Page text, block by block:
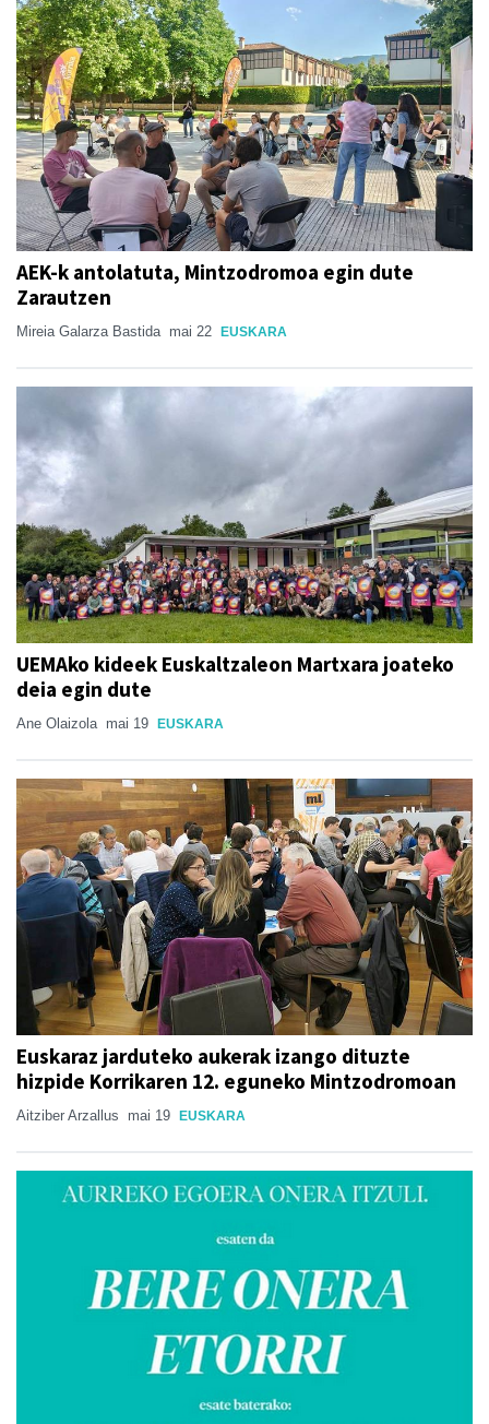
AEK-k antolatuta, Mintzodromoa egin dute
Zarautzen
Mireia Galarza Bastida mai 22 EUSKARA
UEMAko kideek Euskaltzaleon Martxara joateko
deia egin dute
Ane Olaizola mai 19 EUSKARA
Euskaraz jarduteko aukerak izango dituzte
hizpide Korrikaren 12. eguneko Mintzodromoan
Aitziber Arzallus mai 19 EUSKARA